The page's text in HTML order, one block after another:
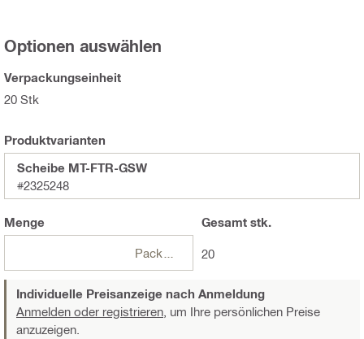
Optionen auswählen
Verpackungseinheit
20 Stk
Produktvarianten
Scheibe MT-FTR-GSW
#2325248
Menge
Packungen
Gesamtstk.
20
Individuelle Preisanzeige nach Anmeldung
Anmelden oder registrieren, um Ihre persönlichen Preise
anzuzeigen.